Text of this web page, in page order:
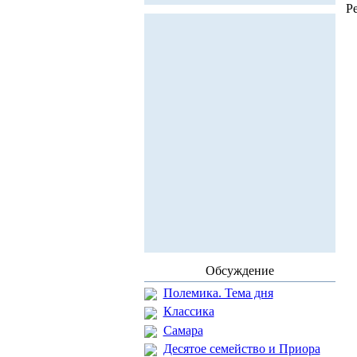
Обсуждение
Полемика. Тема дня
Классика
Самара
Десятое семейство и Приора